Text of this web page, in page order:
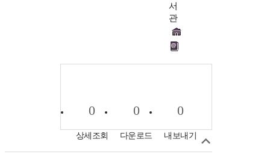
서
관
0
상세조회
0
다운로드
0
내보내기